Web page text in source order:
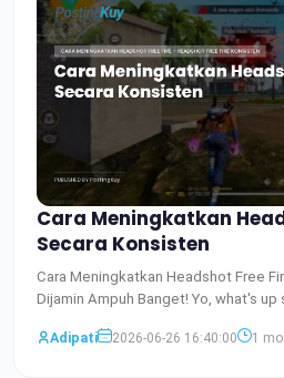
Cara Meningkatkan
Secara Konsisten
Cara Meningkatkan Headshot Free
Dijamin Ampuh Banget! Yo, what's up
Adipati
2026-06-26 16:40:00 1